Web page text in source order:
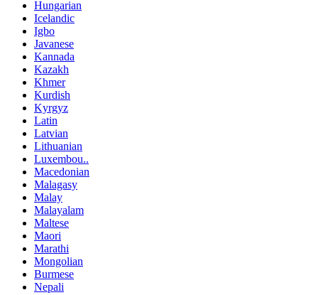
Hungarian
Icelandic
Igbo
Javanese
Kannada
Kazakh
Khmer
Kurdish
Kyrgyz
Latin
Latvian
Lithuanian
Luxembou..
Macedonian
Malagasy
Malay
Malayalam
Maltese
Maori
Marathi
Mongolian
Burmese
Nepali